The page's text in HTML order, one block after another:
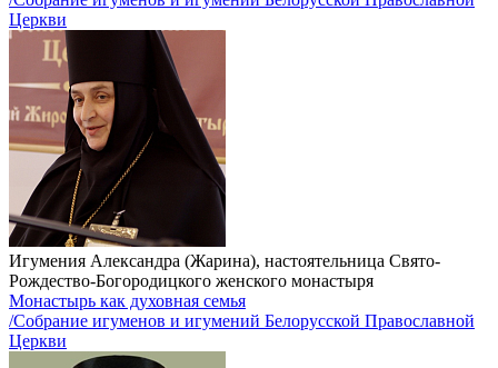
Церкви
Игумения Александра (Жарина), настоятельница Свято-
Рождество-Богородицкого женского монастыря
Монастырь как духовная семья
/Собрание игуменов и игумений Белорусской Православной
Церкви